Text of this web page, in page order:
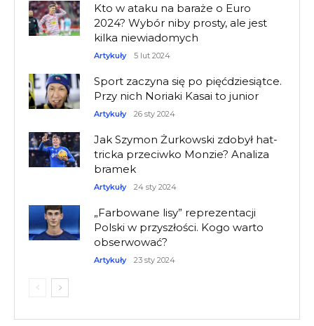
Kto w ataku na baraże o Euro
2024? Wybór niby prosty, ale jest
kilka niewiadomych
Artykuły 5 lut 2024
Sport zaczyna się po pięćdziesiątce.
Przy nich Noriaki Kasai to junior
Artykuły 26 sty 2024
Jak Szymon Żurkowski zdobył hat-
tricka przeciwko Monzie? Analiza
bramek
Artykuły 24 sty 2024
„Farbowane lisy” reprezentacji
Polski w przyszłości. Kogo warto
obserwować?
Artykuły 23 sty 2024